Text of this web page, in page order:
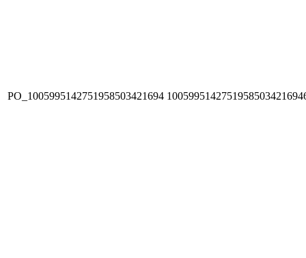
PO_1005995142751958503421694